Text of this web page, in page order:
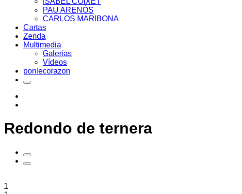
PAU ARENÓS
CARLOS MARIBONA
Cartas
Zenda
Multimedia
Galerías
Vídeos
ponlecorazon
Redondo de ternera
1